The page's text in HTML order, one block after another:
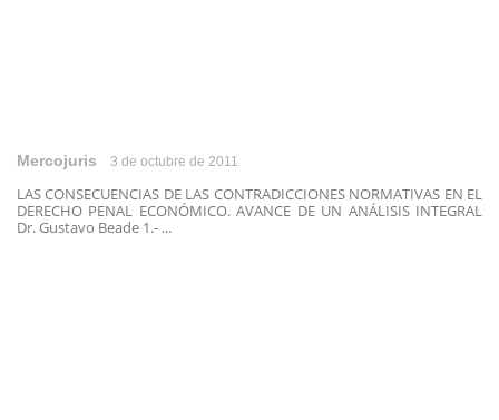
Mercojuris 3 de octubre de 2011
LAS CONSECUENCIAS DE LAS CONTRADICCIONES NORMATIVAS EN EL
DERECHO PENAL ECONÓMICO. AVANCE DE UN ANÁLISIS INTEGRAL
Dr. Gustavo Beade 1.- ...